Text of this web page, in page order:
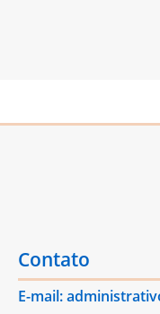
Contato
E-mail: